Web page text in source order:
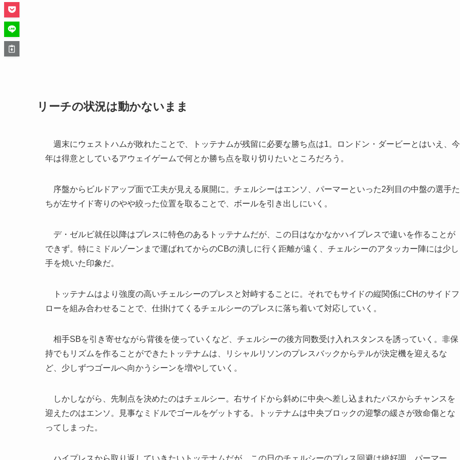
リーチの状況は動かないまま
週末にウェストハムが敗れたことで、トッテナムが残留に必要な勝ち点は1。ロンドン・ダービーとはいえ、今
年は得意としているアウェイゲームで何とか勝ち点を取り切りたいところだろう。
序盤からビルドアップ面で工夫が見える展開に。チェルシーはエンソ、パーマーといった2列目の中盤の選手た
ちが左サイド寄りのやや絞った位置を取ることで、ボールを引き出しにいく。
デ・ゼルビ就任以降はプレスに特色のあるトッテナムだが、この日はなかなかハイプレスで違いを作ることが
できず。特にミドルゾーンまで運ばれてからのCBの潰しに行く距離が遠く、チェルシーのアタッカー陣には少し
手を焼いた印象だ。
トッテナムはより強度の高いチェルシーのプレスと対峙することに。それでもサイドの縦関係にCHのサイドフ
ローを組み合わせることで、仕掛けてくるチェルシーのプレスに落ち着いて対応していく。
相手SBを引き寄せながら背後を使っていくなど、チェルシーの後方同数受け入れスタンスを誘っていく。非保
持でもリズムを作ることができたトッテナムは、リシャルリソンのプレスバックからテルが決定機を迎えるな
ど、少しずつゴールへ向かうシーンを増やしていく。
しかしながら、先制点を決めたのはチェルシー。右サイドから斜めに中央へ差し込まれたパスからチャンスを
迎えたのはエンソ。見事なミドルでゴールをゲットする。トッテナムは中央ブロックの迎撃の緩さが致命傷とな
ってしまった。